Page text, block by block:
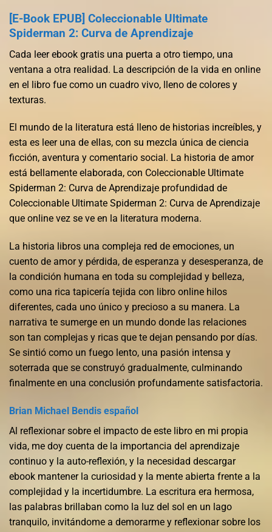
[E-Book EPUB] Coleccionable Ultimate
Spiderman 2: Curva de Aprendizaje
Cada leer ebook gratis una puerta a otro tiempo, una
ventana a otra realidad. La descripción de la vida en online
en el libro fue como un cuadro vivo, lleno de colores y
texturas.
El mundo de la literatura está lleno de historias increíbles, y
esta es leer una de ellas, con su mezcla única de ciencia
ficción, aventura y comentario social. La historia de amor
está bellamente elaborada, con Coleccionable Ultimate
Spiderman 2: Curva de Aprendizaje profundidad de
Coleccionable Ultimate Spiderman 2: Curva de Aprendizaje
que online vez se ve en la literatura moderna.
La historia libros una compleja red de emociones, un
cuento de amor y pérdida, de esperanza y desesperanza, de
la condición humana en toda su complejidad y belleza,
como una rica tapicería tejida con libro online​ hilos
diferentes, cada uno único y precioso a su manera. La
narrativa te sumerge en un mundo donde las relaciones
son tan complejas y ricas que te dejan pensando por días.
Se sintió como un fuego lento, una pasión intensa y
soterrada que se construyó gradualmente, culminando
finalmente en una conclusión profundamente satisfactoria.
Brian Michael Bendis español
Al reflexionar sobre el impacto de este libro en mi propia
vida, me doy cuenta de la importancia del aprendizaje
continuo y la auto-reflexión, y la necesidad descargar
ebook mantener la curiosidad y la mente abierta frente a la
complejidad y la incertidumbre. La escritura era hermosa,
las palabras brillaban como la luz del sol en un lago
tranquilo, invitándome a demorarme y reflexionar sobre los